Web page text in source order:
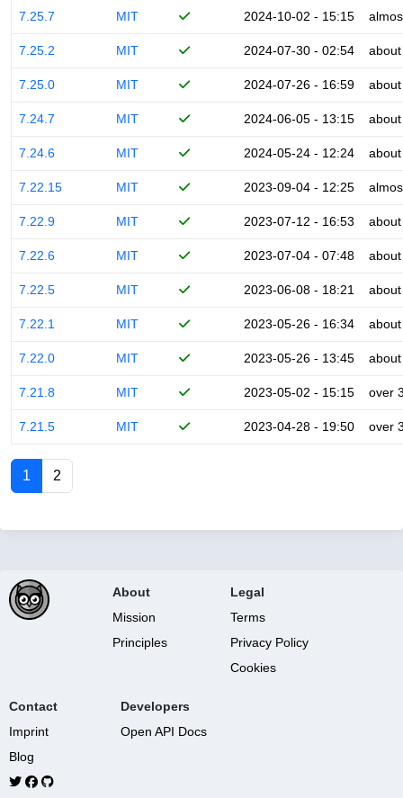
7.25.7 MIT 2024-10-02 - 15:15
7.25.2 MIT 2024-07-30 - 02:54
7.25.0 MIT 2024-07-26 - 16:59
7.24.7 MIT 2024-06-05 - 13:15
7.24.6 MIT 2024-05-24 - 12:24
7.22.15 MIT 2023-09-04 - 12:25
7.22.9 MIT 2023-07-12 - 16:53
7.22.6 MIT 2023-07-04 - 07:48
7.22.5 MIT 2023-06-08 - 18:21
7.22.1 MIT 2023-05-26 - 16:34
7.22.0 MIT 2023-05-26 - 13:45
7.21.8 MIT 2023-05-02 - 15:15 over
7.21.5 MIT 2023-04-28 - 19:50 over
1 2
About
Mission
Principles
Legal
Terms
Privacy Policy
Cookies
Contact
Imprint
Blog
Developers
Open API Docs